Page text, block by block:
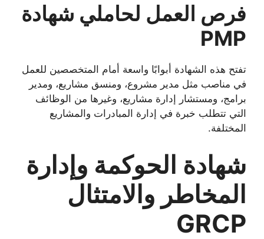
فرص العمل لحاملي شهادة
PMP
تفتح هذه الشهادة أبوابًا واسعة أمام المتخصصين للعمل
في مناصب مثل مدير مشروع، ومنسق مشاريع، ومدير
برامج، ومستشار إدارة مشاريع، وغيرها من الوظائف
التي تتطلب خبرة في إدارة المبادرات والمشاريع
المختلفة.
شهادة الحوكمة وإدارة
المخاطر والامتثال
GRCP